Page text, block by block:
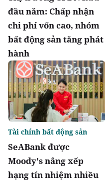
đầu năm: Chấp nhận
chi phí vốn cao, nhóm
bất động sản tăng phát
hành
SeABank được
Moody's nâng xếp
hạng tín nhiệm nhiều
Tài chính bất động sản